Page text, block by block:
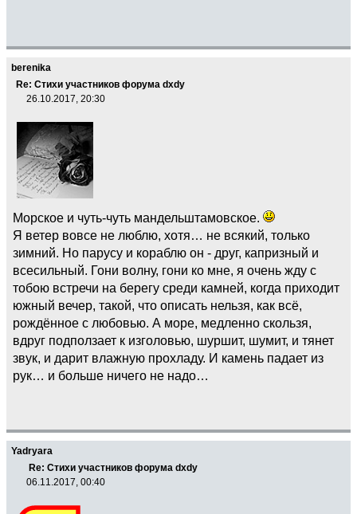
berenika
Re: Стихи участников форума dxdy
26.10.2017, 20:30
Морское и чуть-чуть мандельштамовское.
Я ветер вовсе не люблю, хотя… не всякий, только
зимний. Но парусу и кораблю он - друг, капризный и
всесильный. Гони волну, гони ко мне, я очень жду с
тобою встречи на берегу среди камней, когда приходит
южный вечер, такой, что описать нельзя, как всё,
рождённое с любовью. А море, медленно скользя,
вдруг подползает к изголовью, шуршит, шумит, и тянет
звук, и дарит влажную прохладу. И камень падает из
рук… и больше ничего не надо…
Yadryara
Re: Стихи участников форума dxdy
06.11.2017, 00:40